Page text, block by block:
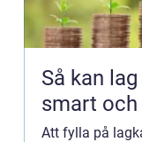
Så kan
smart
Att fylla på